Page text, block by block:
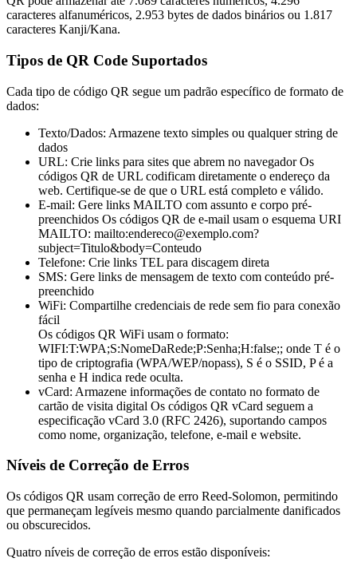
caracteres alfanuméricos, 2.953 bytes de dados binários ou 1.817
caracteres Kanji/Kana.
Tipos de QR Code Suportados
Cada tipo de código QR segue um padrão específico de formato de
dados:
Texto/Dados: Armazene texto simples ou qualquer string de
dados
URL: Crie links para sites que abrem no navegador Os
códigos QR de URL codificam diretamente o endereço da
web. Certifique-se de que o URL está completo e válido.
E-mail: Gere links MAILTO com assunto e corpo pré-
preenchidos Os códigos QR de e-mail usam o esquema URI
MAILTO: mailto:endereco@exemplo.com?
subject=Titulo&body=Conteudo
Telefone: Crie links TEL para discagem direta
SMS: Gere links de mensagem de texto com conteúdo pré-
preenchido
WiFi: Compartilhe credenciais de rede sem fio para conexão
fácil
Os códigos QR WiFi usam o formato:
WIFI:T:WPA;S:NomeDaRede;P:Senha;H:false;; onde T é o
tipo de criptografia (WPA/WEP/nopass), S é o SSID, P é a
senha e H indica rede oculta.
vCard: Armazene informações de contato no formato de
cartão de visita digital Os códigos QR vCard seguem a
especificação vCard 3.0 (RFC 2426), suportando campos
como nome, organização, telefone, e-mail e website.
Níveis de Correção de Erros
Os códigos QR usam correção de erro Reed-Solomon, permitindo
que permaneçam legíveis mesmo quando parcialmente danificados
ou obscurecidos.
Quatro níveis de correção de erros estão disponíveis: